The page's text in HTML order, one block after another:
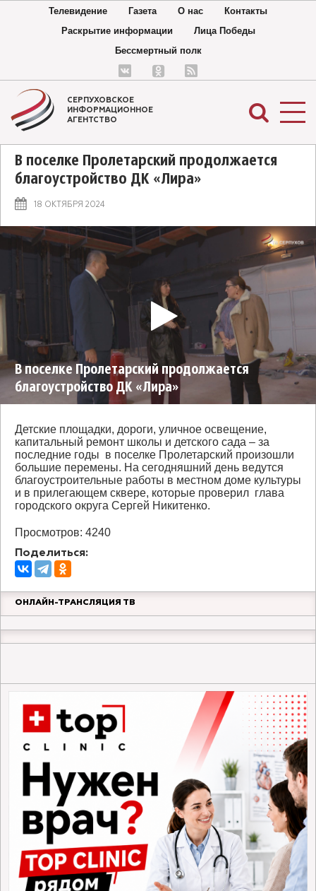
Телевидение Газета О нас
Контакты
Раскрытие информации
Лица Победы
Бессмертный полк
СЕРПУХОВСКОЕ
ИНФОРМАЦИОННОЕ
АГЕНТСТВО
В поселке Пролетарский продолжается
благоустройство ДК «Лира»
18 ОКТЯБРЯ 2024
В поселке Пролетарский продолжается
благоустройство ДК «Лира»
Детские площадки, дороги, уличное освещение,
капитальный ремонт школы и детского сада – за
последние годы в поселке Пролетарский произошли
большие перемены. На сегодняшний день ведутся
благоустроительные работы в местном доме культуры
и в прилегающем сквере, которые проверил глава
городского округа Сергей Никитенко.
Просмотров: 4240
Поделиться:
ОНЛАЙН-ТРАНСЛЯЦИЯ ТВ